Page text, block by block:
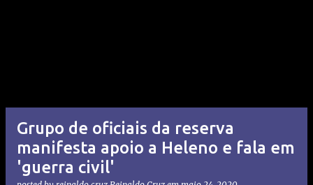
Grupo de oficiais da reserva
manifesta apoio a Heleno e fala em
'guerra civil'